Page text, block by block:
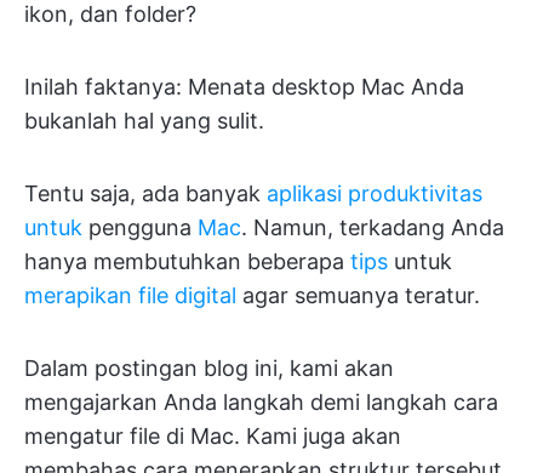
ikon, dan folder?
Inilah faktanya: Menata desktop Mac Anda
bukanlah hal yang sulit.
Tentu saja, ada banyak aplikasi produktivitas
untuk pengguna Mac. Namun, terkadang Anda
hanya membutuhkan beberapa tips untuk
merapikan file digital agar semuanya teratur.
Dalam postingan blog ini, kami akan
mengajarkan Anda langkah demi langkah cara
mengatur file di Mac. Kami juga akan